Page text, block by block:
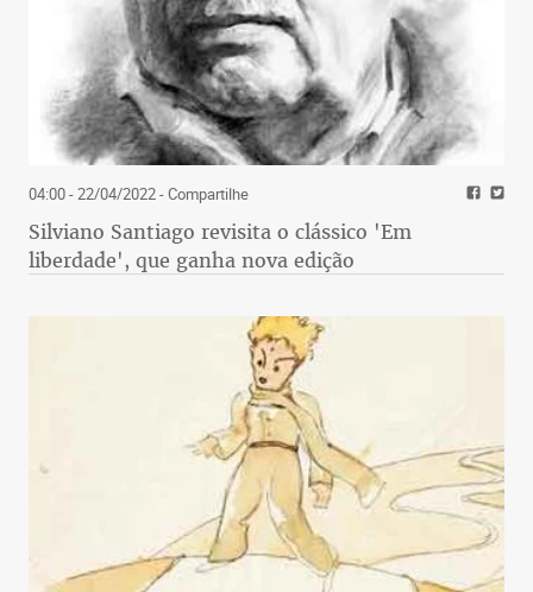
04:00 - 22/04/2022- Compartilhe
Silviano Santiago revisita o clássico 'Em
liberdade', que ganha nova edição